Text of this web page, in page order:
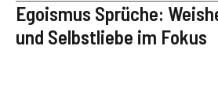
Egoismus Sprüche:
und Selbstliebe im Fokus